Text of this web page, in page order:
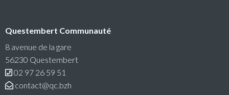
RéColTE : Appel à projets citoyen pour les
transitions et l’environnement
Questembert Communauté lance un 3e appel à projets
auquel peuvent candidater les associations du territoire.
Questembert Communauté
8 avenue de la gare
56230 Questembert
02 97 26 59 51
contact@qc.bzh